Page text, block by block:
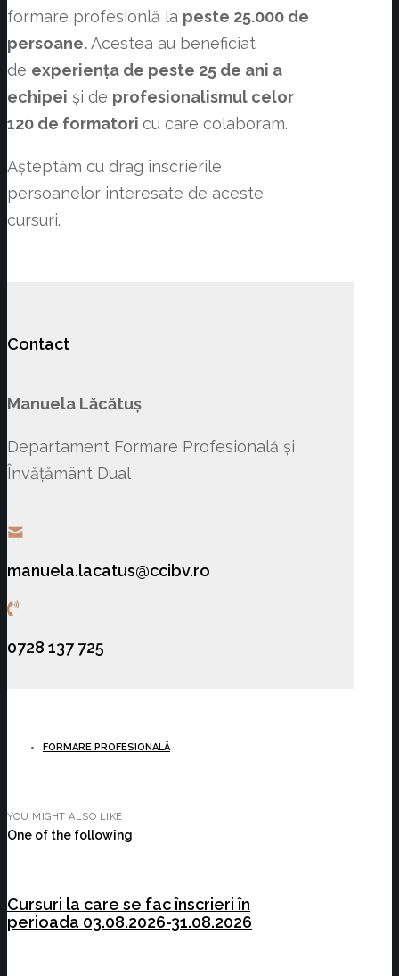
formare profesionlă la peste 25.000 de
persoane.Acestea au beneficiat
de experiența de peste 25 de ani a
echipei și de profesionalismul celor
120 de formatori cu care colaboram.
Așteptăm cu drag înscrierile
persoanelor interesate de aceste
cursuri.
Contact
Manuela Lăcătuș
Departament Formare Profesională și
Învățământ Dual
manuela.lacatus@ccibv.ro
0728 137 725
FORMARE PROFESIONALĂ
YOU MIGHT ALSO LIKE
One of the following
Cursuri la care se fac înscrieri în
perioada 03.08.2026-31.08.2026